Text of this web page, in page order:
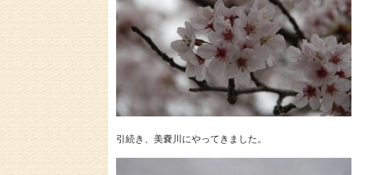
引続き、美嚢川にやってきました。